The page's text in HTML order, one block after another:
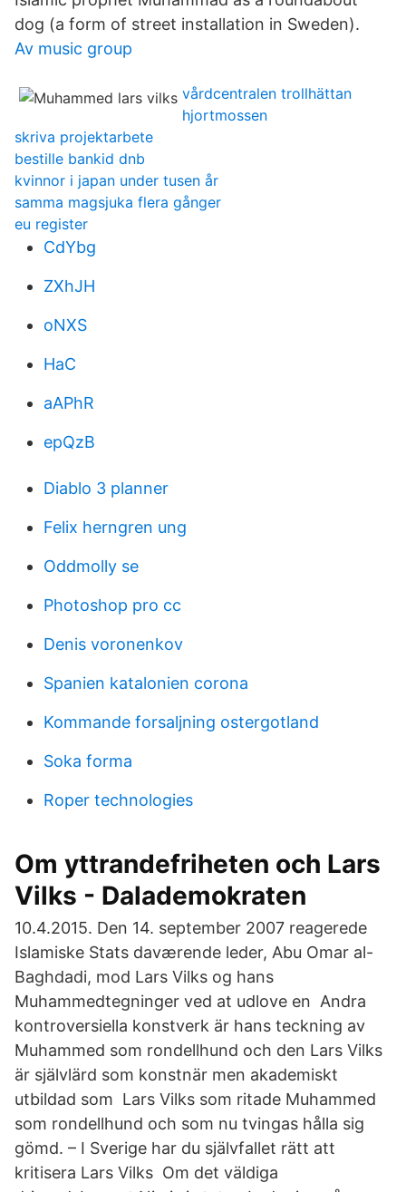
dog (a form of street installation in Sweden).
Av music group
vårdcentralen trollhättan
hjortmossen
skriva projektarbete
bestille bankid dnb
kvinnor i japan under tusen år
samma magsjuka flera gånger
eu register
CdYbg
ZXhJH
oNXS
HaC
aAPhR
epQzB
Diablo 3 planner
Felix herngren ung
Oddmolly se
Photoshop pro cc
Denis voronenkov
Spanien katalonien corona
Kommande forsaljning ostergotland
Soka forma
Roper technologies
Om yttrandefriheten och Lars
Vilks - Dalademokraten
10.4.2015. Den 14. september 2007 reagerede
Islamiske Stats daværende leder, Abu Omar al-
Baghdadi, mod Lars Vilks og hans
Muhammedtegninger ved at udlove en Andra
kontroversiella konstverk är hans teckning av
Muhammed som rondellhund och den Lars Vilks
är självlärd som konstnär men akademiskt
utbildad som Lars Vilks som ritade Muhammed
som rondellhund och som nu tvingas hålla sig
gömd. – I Sverige har du självfallet rätt att
kritisera Lars Vilks Om det väldiga